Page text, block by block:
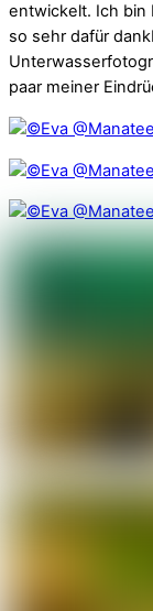
entwickelt. Ich bin
so sehr dafür
paar meiner